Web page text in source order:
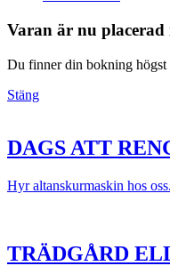
Varan är nu
Du finner din bokning högst
Stäng
DAGS ATT
Hyr altanskurmaskin hos oss.
TRÄDGÅRD